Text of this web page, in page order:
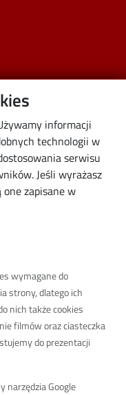
informacji
technologii w
serwisu
Jeśli wyrażasz
zapisane w
wymagane do
strony, dlatego ich
nich także cookies
filmów oraz ciasteczka
do prezentacji
narzędzia Google
Badawcza